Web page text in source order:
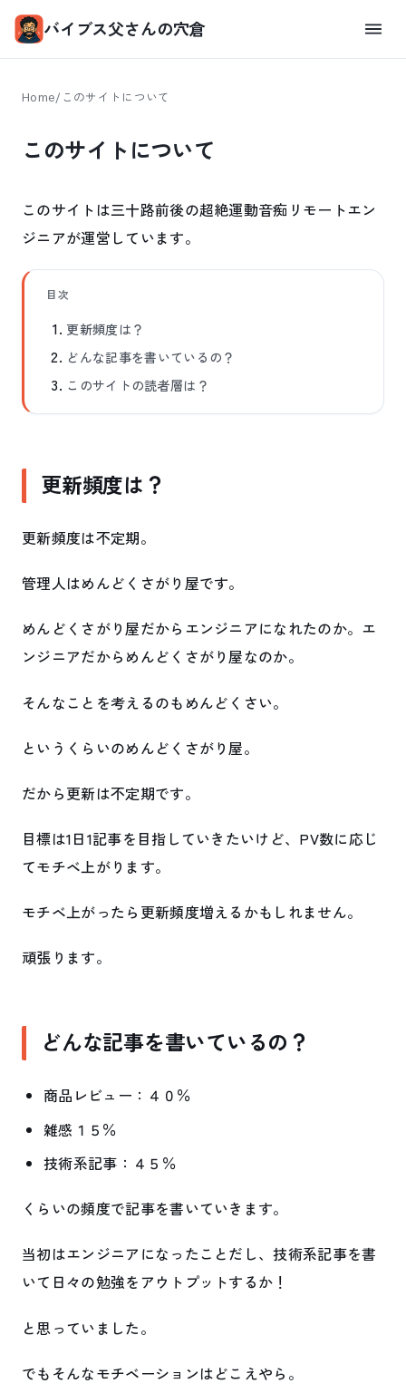
バイブス父さんの穴倉
Home/ このサイトについて
このサイトについて
このサイトは三十路前後の超絶運動音痴リモートエン
ジニアが運営しています。
目次
更新頻度は？
どんな記事を書いているの？
このサイトの読者層は？
更新頻度は？
更新頻度は不定期。
管理人はめんどくさがり屋です。
めんどくさがり屋だからエンジニアになれたのか。エ
ンジニアだからめんどくさがり屋なのか。
そんなことを考えるのもめんどくさい。
というくらいのめんどくさがり屋。
だから更新は不定期です。
目標は1日1記事を目指していきたいけど、PV数に応じ
てモチベ上がります。
モチベ上がったら更新頻度増えるかもしれません。
頑張ります。
どんな記事を書いているの？
商品レビュー：４０％
雑感１５％
技術系記事：４５％
くらいの頻度で記事を書いていきます。
当初はエンジニアになったことだし、技術系記事を書
いて日々の勉強をアウトプットするか！
と思っていました。
でもそんなモチベーションはどこえやら。